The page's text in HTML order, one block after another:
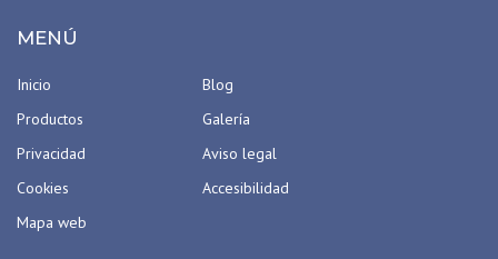
MENÚ
Inicio
Blog
Productos
Galería
Privacidad
Aviso legal
Cookies
Accesibilidad
Mapa web